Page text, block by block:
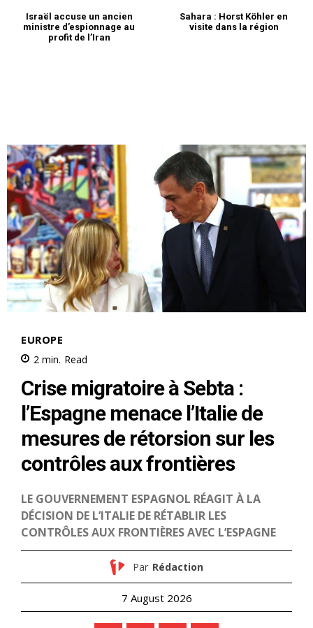
Israël accuse un ancien
ministre d’espionnage au
profit de l’Iran
Sahara : Horst Köhler en
visite dans la région